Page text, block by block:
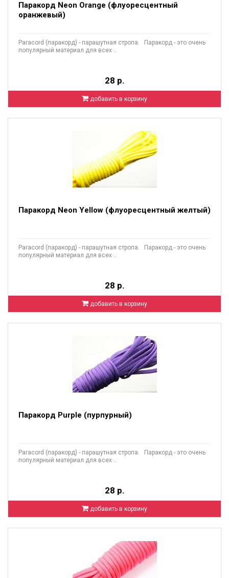
Паракорд Neon Orange (флуоресцентный
оранжевый)
Paracord (паракорд) - парашутная стропа. Паракорд - это очень
популярный материал для всех ..
28 р.
добавить в корзину
Паракорд Neon Yellow (флуоресцентный желтый)
Paracord (паракорд) - парашутная стропа. Паракорд - это очень
популярный материал для всех ..
28 р.
добавить в корзину
Паракорд Purple (пурпурный)
Paracord (паракорд) - парашутная стропа. Паракорд - это очень
популярный материал для всех ..
28 р.
добавить в корзину